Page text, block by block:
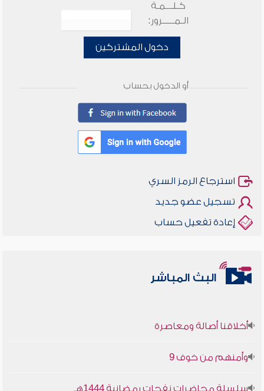
كـلـــمـة
الـمـــــرور:
دخول المشتركين
أو الدخول بحساب
استرجاع الرمز السري
تسجيل عضو جديد
إعادة تفعيل حساب
البث المباشر
أخلاقنا أصالة ومعاصرة
وأمنهم من خوف 9
سلسلة محاضرات نفحات رمضانية 1444هـ